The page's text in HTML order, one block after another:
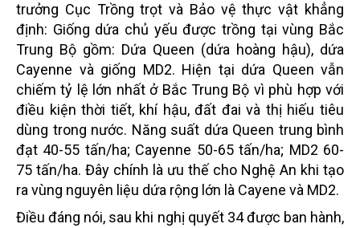
trưởng Cục Trồng trọt và Bảo vệ thực vật khẳng
định: Giống dứa chủ yếu được trồng tại vùng Bắc
Trung Bộ gồm: Dứa Queen (dứa hoàng hậu), dứa
Cayenne và giống MD2. Hiện tại dứa Queen vẫn
chiếm tỷ lệ lớn nhất ở Bắc Trung Bộ vì phù hợp với
điều kiện thời tiết, khí hậu, đất đai và thị hiếu tiêu
dùng trong nước. Năng suất dứa Queen trung bình
đạt 40-55 tấn/ha; Cayenne 50-65 tấn/ha; MD2 60-
75 tấn/ha. Đây chính là ưu thế cho Nghệ An khi tạo
ra vùng nguyên liệu dứa rộng lớn là Cayene và MD2.
Điều đáng nói, sau khi nghị quyết 34 được ban hành,